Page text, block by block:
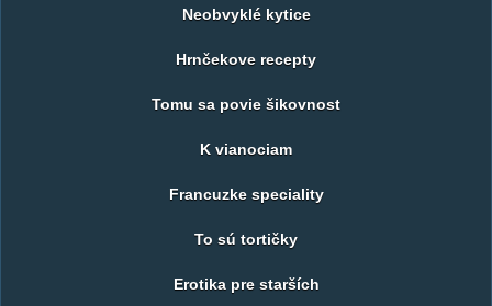
Neobvyklé kytice
Hrnčekove recepty
Tomu sa povie šikovnost
K vianociam
Francuzke speciality
To sú tortičky
Erotika pre starších